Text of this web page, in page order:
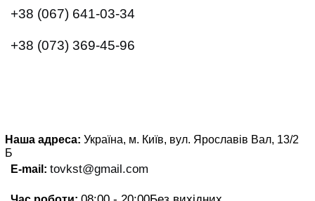
+38 (067) 641-03-34
+38 (073) 369-45-96
Наша адреса: Україна, м. Київ, вул. Ярославів Вал, 13/2
Б
E-mail: tovkst@gmail.com